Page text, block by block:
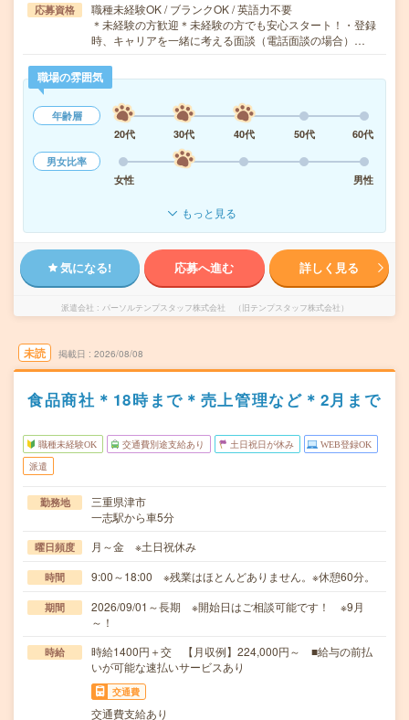
応募資格
職種未経験OK / ブランクOK / 英語力不要
＊未経験の方歓迎＊未経験の方でも安心スタート！・登録
時、キャリアを一緒に考える面談（電話面談の場合）…
職場の雰囲気
年齢層
20代
30代 40代 50代
60代
男女比率
女性
男性
もっと見る
気になる! 応募へ進む 詳しく見る
派遣会社 パーソルテンプスタッフ株式会社 （旧テンプスタッフ株式会社）
未読 掲載日 2026/08/08
食品商社＊18時まで＊売上管理など＊2月まで
職種未経験OK 交通費別途支給あり 土日祝日が休み WEB登録OK
派遣
勤務地
三重県津市
一志駅から車5分
曜日頻度 月～金 ※土日祝休み
時間 9:00～18:00 ※残業はほとんどありません。※休憩60分。
期間
2026/09/01～長期 ※開始日はご相談可能です！ ※9月
～！
時給
時給1400円＋交 【月収例】224,000円～ ■給与の前払
いが可能な速払いサービスあり
交通費
交通費支給あり